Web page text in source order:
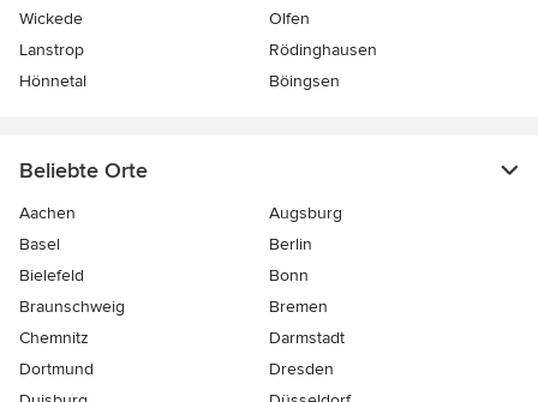
Wickede
Olfen
Lanstrop
Rödinghausen
Hönnetal
Böingsen
Beliebte Orte
Aachen
Augsburg
Basel
Berlin
Bielefeld
Bonn
Braunschweig
Bremen
Chemnitz
Darmstadt
Dortmund
Dresden